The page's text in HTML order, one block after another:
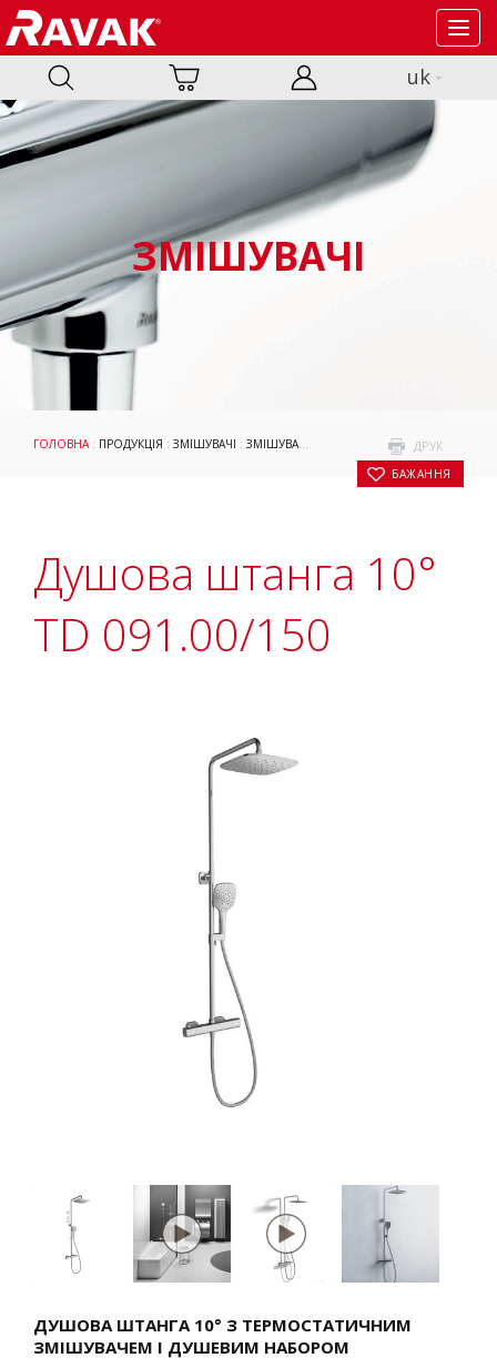
uk
ЗМІШУВАЧІ
ДРУК
БАЖАННЯ
ГОЛОВНА: ПРОДУКЦІЯ : ЗМІШУВАЧІ : ЗМІШУВАЧІ ПОДВІЙНІ ДУШОВІ СИСТЕМИ
Душова штанга 10°
TD 091.00/150
ДУШОВА ШТАНГА 10° З ТЕРМОСТАТИЧНИМ
ЗМІШУВАЧЕМ І ДУШЕВИМ НАБОРОМ